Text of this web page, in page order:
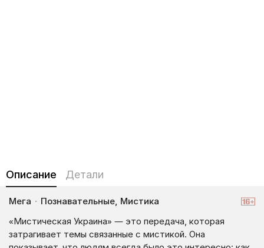
Описание Детали
Мега · Познавательные, Мистика
«Мистическая Украина» — это передача, которая
затрагивает темы связанные с мистикой. Она